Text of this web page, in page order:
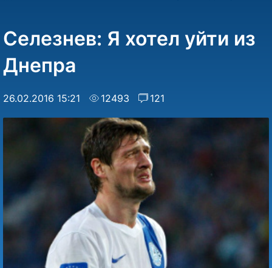
Селезнев: Я хотел уйти из
Днепра
26.02.2016 15:21 12493 121